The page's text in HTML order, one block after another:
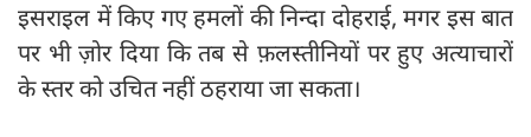
इसराइल में किए गए हमलों की निन्दा दोहराई, मगर इस बात
पर भी ज़ोर दिया कि तब से फ़लस्तीनियों पर हुए अत्याचारों
के स्तर को उचित नहीं ठहराया जा सकता।